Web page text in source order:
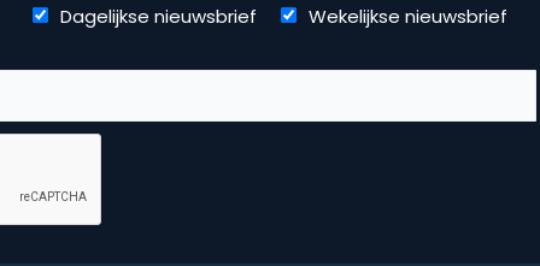
Dagelijkse nieuwsbrief Wekelijkse nieuwsbrief
Elke dag vers. Mis